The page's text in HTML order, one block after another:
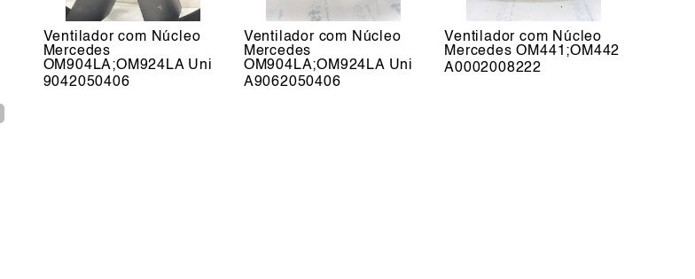
Ventilador com Núcleo
Mercedes
OM904LA;OM924LA Uni
9042050406
Ventilador com Núcleo
Mercedes
OM904LA;OM924LA Uni
A9062050406
Ventilador com Núcleo
Mercedes OM441;OM442
A0002008222